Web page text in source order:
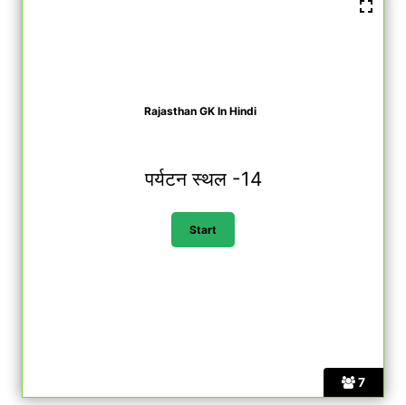
7
Rajasthan GK In Hindi
पर्यटन स्थल -14